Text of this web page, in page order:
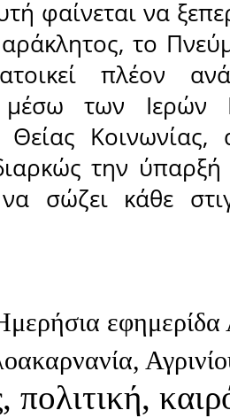
φαίνεται να
το
πλέον
μέσω των Ιερών
Θείας Κοινωνίας,
την
σώζει κάθε
εφημερίδα
πολιτική,